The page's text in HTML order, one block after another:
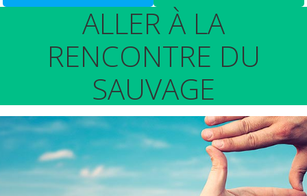
ALLER À LA
RENCONTRE DU
SAUVAGE